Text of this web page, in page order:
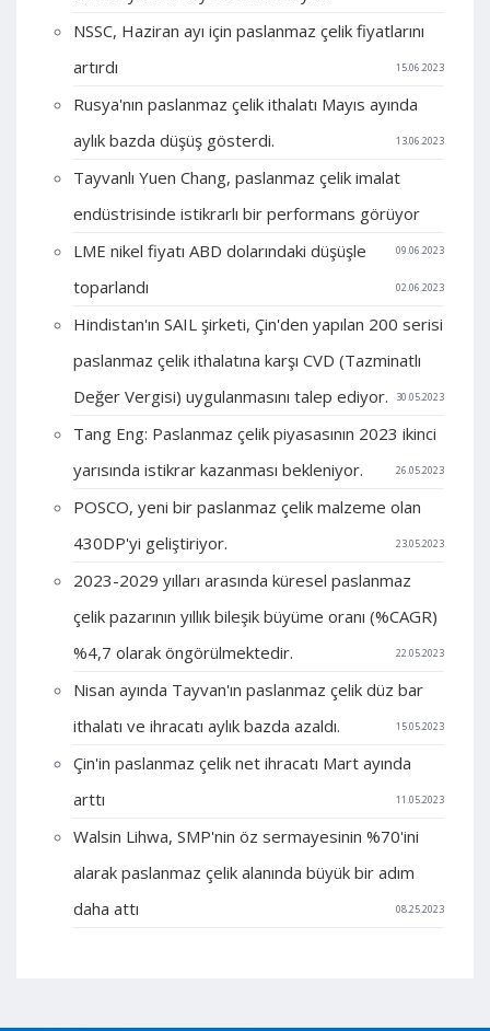
NSSC, Haziran ayı için paslanmaz çelik fiyatlarını
artırdı
15.06.2023
Rusya'nın paslanmaz çelik ithalatı Mayıs ayında
aylık bazda düşüş gösterdi.
13.06.2023
Tayvanlı Yuen Chang, paslanmaz çelik imalat
endüstrisinde istikrarlı bir performans görüyor
09.06.2023
LME nikel fiyatı ABD dolarındaki düşüşle
toparlandı
02.06.2023
Hindistan'ın SAIL şirketi, Çin'den yapılan 200 serisi
paslanmaz çelik ithalatına karşı CVD (Tazminatlı
Değer Vergisi) uygulanmasını talep ediyor.
30.05.2023
Tang Eng: Paslanmaz çelik piyasasının 2023 ikinci
yarısında istikrar kazanması bekleniyor.
26.05.2023
POSCO, yeni bir paslanmaz çelik malzeme olan
430DP'yi geliştiriyor.
23.05.2023
2023-2029 yılları arasında küresel paslanmaz
çelik pazarının yıllık bileşik büyüme oranı (%CAGR)
%4,7 olarak öngörülmektedir.
22.05.2023
Nisan ayında Tayvan'ın paslanmaz çelik düz bar
ithalatı ve ihracatı aylık bazda azaldı.
15.05.2023
Çin'in paslanmaz çelik net ihracatı Mart ayında
arttı
11.05.2023
Walsin Lihwa, SMP'nin öz sermayesinin %70'ini
alarak paslanmaz çelik alanında büyük bir adım
daha attı
08.25.2023